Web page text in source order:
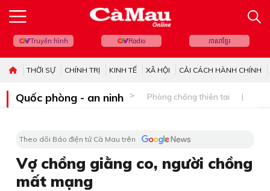
Truyền hình Radio ភាសាខ្មែរ
THỜI SỰ CHÍNH TRỊ KINH TẾ XÃ HỘI CẢI CÁCH HÀNH CHÍNH
Quốc phòng - an ninh Phòng chống thiên tai
Theo dõi Báo điện tử Cà Mau trên
Vợ chồng giằng co, người chồng
mất mạng